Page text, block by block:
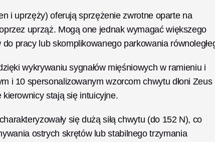
i uprzęży) oferują sprzężenie zwrotne oparte na
uprząż. Mogą one jednak wymagać większego
pracy lub skomplikowanego parkowania
wykrywaniu sygnałów mięśniowych w ramieniu i
i 10 spersonalizowanym wzorcom chwytu dłoni Zeus
stają się intuicyjne.
się dużą siłą chwytu (do 152 N), co
ostrych skrętów lub stabilnego trzymania